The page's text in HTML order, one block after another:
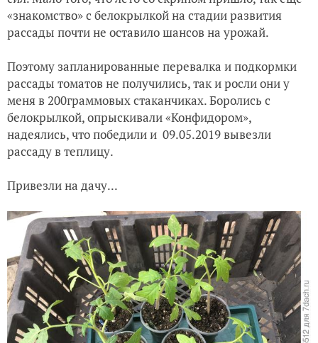
«знакомство» с белокрылкой на стадии развития
рассады почти не оставило шансов на урожай.
Поэтому запланированные перевалка и подкормки
рассады томатов не получились, так и росли они у
меня в 200граммовых стаканчиках. Боролись с
белокрылкой, опрыскивали «Конфидором»,
надеялись, что победили и 09.05.2019 вывезли
рассаду в теплицу.
Привезли на дачу...